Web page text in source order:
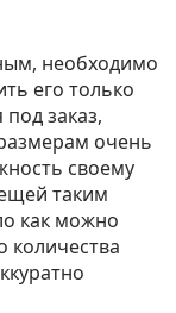
его только
заказ,
очень
своему
таким
как можно